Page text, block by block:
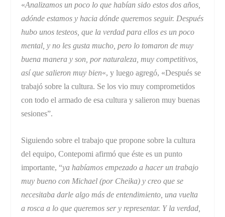
«Analizamos un poco lo que habían sido estos dos años,
adónde estamos y hacia dónde queremos seguir. Después
hubo unos testeos, que la verdad para ellos es un poco
mental, y no les gusta mucho, pero lo tomaron de muy
buena manera y son, por naturaleza, muy competitivos,
así que salieron muy bien«, y luego agregó, «Después se
trabajó sobre la cultura. Se los vio muy comprometidos
con todo el armado de esa cultura y salieron muy buenas
sesiones”.
Siguiendo sobre el trabajo que propone sobre la cultura
del equipo, Contepomi afirmó que éste es un punto
importante, “ya habíamos empezado a hacer un trabajo
muy bueno con Michael (por Cheika) y creo que se
necesitaba darle algo más de entendimiento, una vuelta
a rosca a lo que queremos ser y representar. Y la verdad,